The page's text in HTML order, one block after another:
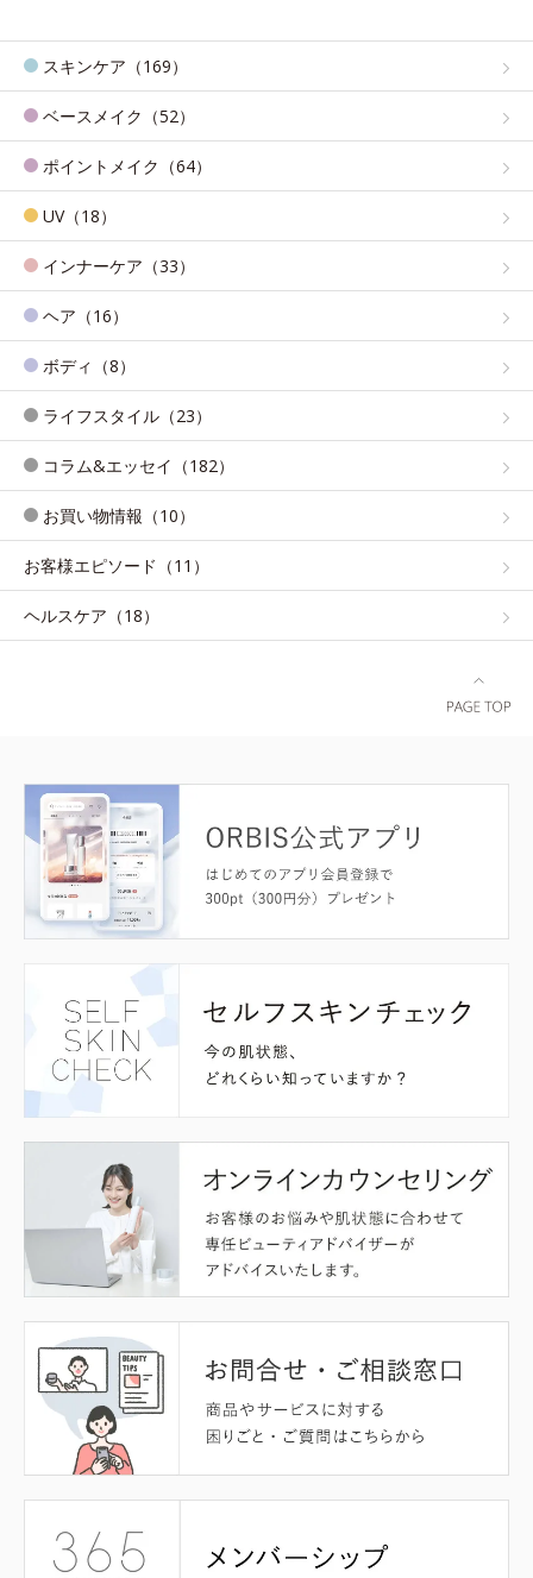
スキンケア（169）
ベースメイク（52）
ポイントメイク（64）
UV（18）
インナーケア（33）
ヘア（16）
ボディ（8）
ライフスタイル（23）
コラム&エッセイ（182）
お買い物情報（10）
お客様エピソード（11）
ヘルスケア（18）